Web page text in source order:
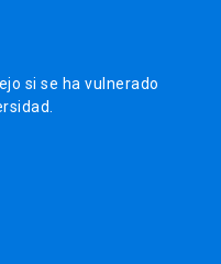
si se ha vulnerado